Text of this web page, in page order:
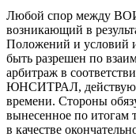
Любой спор между
возникающий в
Положений и условий
быть разрешен по
арбитраж в
ЮНСИТРАЛ,
времени. Стороны
вынесенное по итогам
в качестве